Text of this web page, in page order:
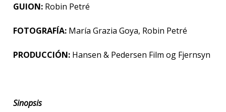
GUION: Robin Petré
FOTOGRAFÍA: María Grazia Goya, Robin Petré
PRODUCCIÓN: Hansen & Pedersen Film og Fjernsyn
Sinopsis